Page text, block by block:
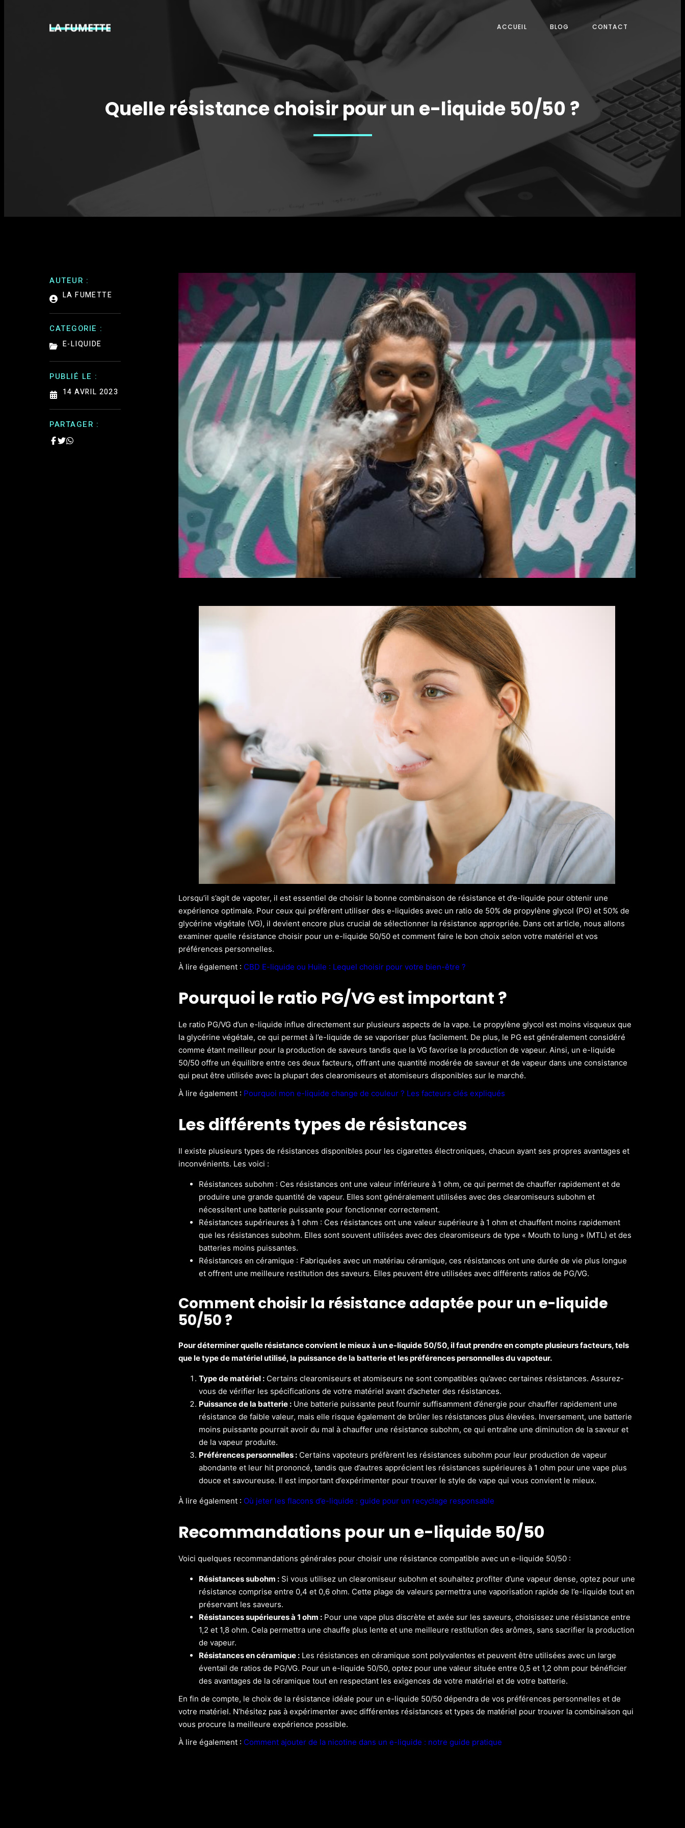
ACCUEIL BLOG CONTACT
Quelle résistance choisir pour un e-liquide 50/50 ?
AUTEUR :
LA FUMETTE
CATEGORIE :
E-LIQUIDE
PUBLIÉ LE :
14 AVRIL 2023
PARTAGER :
Lorsqu’il s’agit de vapoter, il est essentiel de choisir la bonne combinaison de résistance et d’e-liquide pour obtenir une
expérience optimale. Pour ceux qui préfèrent utiliser des e-liquides avec un ratio de 50% de propylène glycol (PG) et 50% de
glycérine végétale (VG), il devient encore plus crucial de sélectionner la résistance appropriée. Dans cet article, nous allons
examiner quelle résistance choisir pour un e-liquide 50/50 et comment faire le bon choix selon votre matériel et vos
préférences personnelles.
À lire également : CBD E-liquide ou Huile : Lequel choisir pour votre bien-être ?
Pourquoi le ratio PG/VG est important ?
Le ratio PG/VG d’un e-liquide influe directement sur plusieurs aspects de la vape. Le propylène glycol est moins visqueux que
la glycérine végétale, ce qui permet à l’e-liquide de se vaporiser plus facilement. De plus, le PG est généralement considéré
comme étant meilleur pour la production de saveurs tandis que la VG favorise la production de vapeur. Ainsi, un e-liquide
50/50 offre un équilibre entre ces deux facteurs, offrant une quantité modérée de saveur et de vapeur dans une consistance
qui peut être utilisée avec la plupart des clearomiseurs et atomiseurs disponibles sur le marché.
À lire également : Pourquoi mon e-liquide change de couleur ? Les facteurs clés expliqués
Les différents types de résistances
Il existe plusieurs types de résistances disponibles pour les cigarettes électroniques, chacun ayant ses propres avantages et
inconvénients. Les voici :
Résistances subohm : Ces résistances ont une valeur inférieure à 1 ohm, ce qui permet de chauffer rapidement et de
produire une grande quantité de vapeur. Elles sont généralement utilisées avec des clearomiseurs subohm et
nécessitent une batterie puissante pour fonctionner correctement.
Résistances supérieures à 1 ohm : Ces résistances ont une valeur supérieure à 1 ohm et chauffent moins rapidement
que les résistances subohm. Elles sont souvent utilisées avec des clearomiseurs de type « Mouth to lung » (MTL) et des
batteries moins puissantes.
Résistances en céramique : Fabriquées avec un matériau céramique, ces résistances ont une durée de vie plus longue
et offrent une meilleure restitution des saveurs. Elles peuvent être utilisées avec différents ratios de PG/VG.
Comment choisir la résistance adaptée pour un e-liquide
50/50 ?
Pour déterminer quelle résistance convient le mieux à un e-liquide 50/50, il faut prendre en compte plusieurs facteurs, tels
que le type de matériel utilisé, la puissance de la batterie et les préférences personnelles du vapoteur.
Type de matériel :Certains clearomiseurs et atomiseurs ne sont compatibles qu’avec certaines résistances. Assurez-
vous de vérifier les spécifications de votre matériel avant d’acheter des résistances.
Puissance de la batterie :Une batterie puissante peut fournir suffisamment d’énergie pour chauffer rapidement une
résistance de faible valeur, mais elle risque également de brûler les résistances plus élevées. Inversement, une batterie
moins puissante pourrait avoir du mal à chauffer une résistance subohm, ce qui entraîne une diminution de la saveur et
de la vapeur produite.
Préférences personnelles :Certains vapoteurs préfèrent les résistances subohm pour leur production de vapeur
abondante et leur hit prononcé, tandis que d’autres apprécient les résistances supérieures à 1 ohm pour une vape plus
douce et savoureuse. Il est important d’expérimenter pour trouver le style de vape qui vous convient le mieux.
À lire également : Où jeter les flacons d’e-liquide : guide pour un recyclage responsable
Recommandations pour un e-liquide 50/50
Voici quelques recommandations générales pour choisir une résistance compatible avec un e-liquide 50/50 :
Résistances subohm :Si vous utilisez un clearomiseur subohm et souhaitez profiter d’une vapeur dense, optez pour une
résistance comprise entre 0,4 et 0,6 ohm. Cette plage de valeurs permettra une vaporisation rapide de l’e-liquide tout en
préservant les saveurs.
Résistances supérieures à 1 ohm :Pour une vape plus discrète et axée sur les saveurs, choisissez une résistance entre
1,2 et 1,8 ohm. Cela permettra une chauffe plus lente et une meilleure restitution des arômes, sans sacrifier la production
de vapeur.
Résistances en céramique :Les résistances en céramique sont polyvalentes et peuvent être utilisées avec un large
éventail de ratios de PG/VG. Pour un e-liquide 50/50, optez pour une valeur située entre 0,5 et 1,2 ohm pour bénéficier
des avantages de la céramique tout en respectant les exigences de votre matériel et de votre batterie.
En fin de compte, le choix de la résistance idéale pour un e-liquide 50/50 dépendra de vos préférences personnelles et de
votre matériel. N’hésitez pas à expérimenter avec différentes résistances et types de matériel pour trouver la combinaison qui
vous procure la meilleure expérience possible.
À lire également : Comment ajouter de la nicotine dans un e-liquide : notre guide pratique